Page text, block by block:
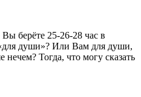
берёте 25-26-28 час в
души»? Или Вам для души,
нечем? Тогда, что могу сказать